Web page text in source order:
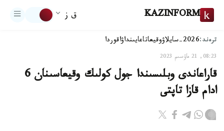
KAZINFORM ق ز
ترەند:2026-سايلاۋ وقيعاتاعايىنداۋاقوردا
08:23, 21 ماۋسىم 2023
قاراعاندى وبلىسىندا جول كولىك وقيعاسىنان 6
ادام قازا تاپتى